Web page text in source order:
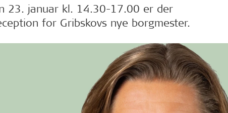
23. januar kl. 14.30-17.00 er der
for Gribskovs nye borgmester.